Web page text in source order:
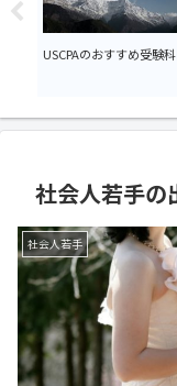
USCPAのおすすめ受験
社会人若手の
社会人若手